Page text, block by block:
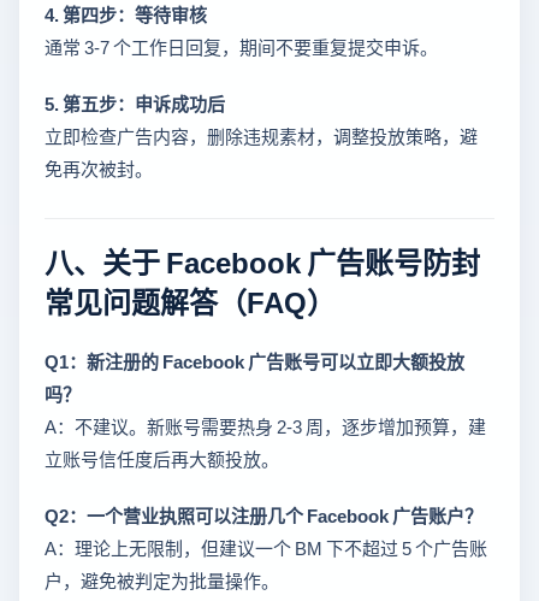
4. 第四步：等待审核
通常 3-7 个工作日回复，期间不要重复提交申诉。
5. 第五步：申诉成功后
立即检查广告内容，删除违规素材，调整投放策略，避
免再次被封。
八、关于 Facebook 广告账号防封
常见问题解答（FAQ）
Q1：新注册的 Facebook 广告账号可以立即大额投放
吗？
A：不建议。新账号需要热身 2-3 周，逐步增加预算，建
立账号信任度后再大额投放。
Q2：一个营业执照可以注册几个 Facebook 广告账户？
A：理论上无限制，但建议一个 BM 下不超过 5 个广告账
户，避免被判定为批量操作。